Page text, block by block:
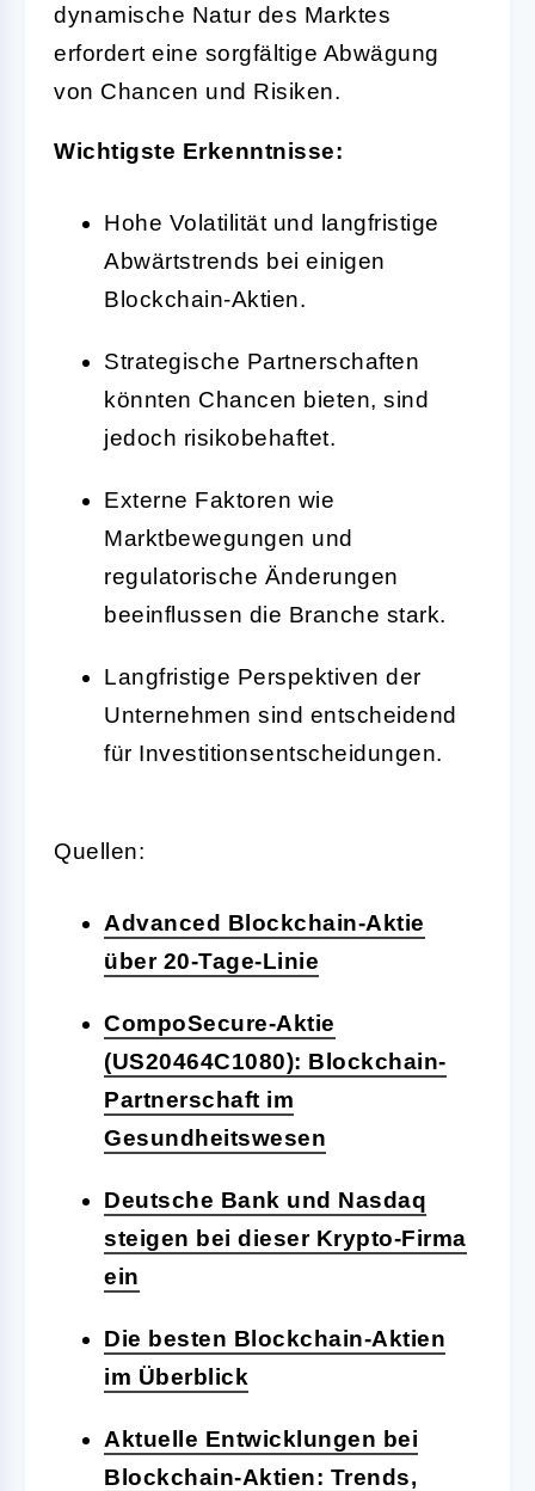
dynamische Natur des Marktes
erfordert eine sorgfältige Abwägung
von Chancen und Risiken.
Wichtigste Erkenntnisse:
Hohe Volatilität und langfristige
Abwärtstrends bei einigen
Blockchain-Aktien.
Strategische Partnerschaften
könnten Chancen bieten, sind
jedoch risikobehaftet.
Externe Faktoren wie
Marktbewegungen und
regulatorische Änderungen
beeinflussen die Branche stark.
Langfristige Perspektiven der
Unternehmen sind entscheidend
für Investitionsentscheidungen.
Quellen:
Advanced Blockchain-Aktie
über 20-Tage-Linie
CompoSecure-Aktie
(US20464C1080): Blockchain-
Partnerschaft im
Gesundheitswesen
Deutsche Bank und Nasdaq
steigen bei dieser Krypto-Firma
ein
Die besten Blockchain-Aktien
im Überblick
Aktuelle Entwicklungen bei
Blockchain-Aktien: Trends,